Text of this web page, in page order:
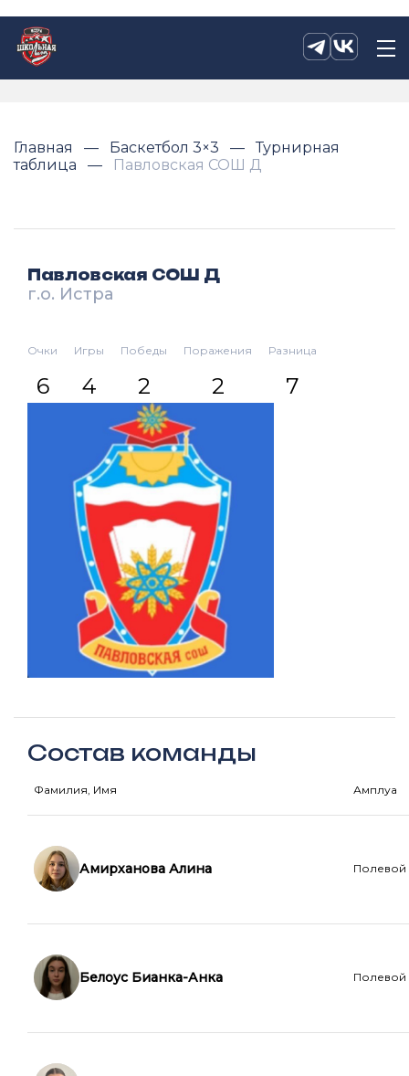
Главная Баскетбол 3×3
Турнирная
таблица
Павловская СОШ Д
Павловская СОШ Д
г.о. Истра
Очки
6
Игры
4
Победы
2
Поражения
2
Разница
7
Состав команды
Фамилия, Имя Амплуа
Амирханова Алина Полевой
Белоус Бианка-Анка Полевой